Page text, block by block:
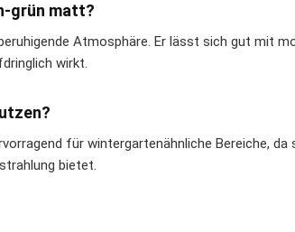
grün matt?
Atmosphäre. Er lässt sich gut mit
wirkt.
für wintergartenähnliche Bereiche, da
bietet.